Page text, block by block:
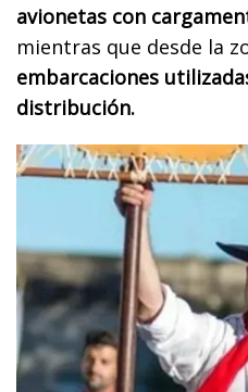
avionetas con
mientras que desde la
embarcaciones
distribución.